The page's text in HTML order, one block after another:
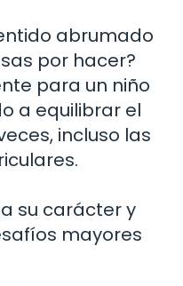
abrumado
por hacer?
para un niño
a equilibrar el
incluso las
su carácter y
mayores